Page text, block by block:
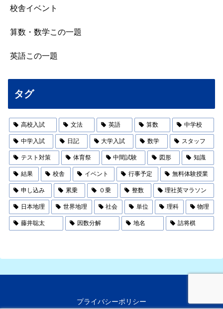
校舎イベント
算数・数学この一題
英語この一題
タグ
高校入試 文法 英語 算数 中学校
中学入試 日記 大学入試 数学 スタッフ
テスト対策 体育祭 中間試験 図形 知識
結果 校舎 イベント 行事予定 無料体験授業
申し込み 累乗 ０乗 整数 理社英マラソン
日本地理 世界地理 社会 単位 理科 物理
藤井聡太 因数分解 地名 詰将棋
プライバシーポリシー